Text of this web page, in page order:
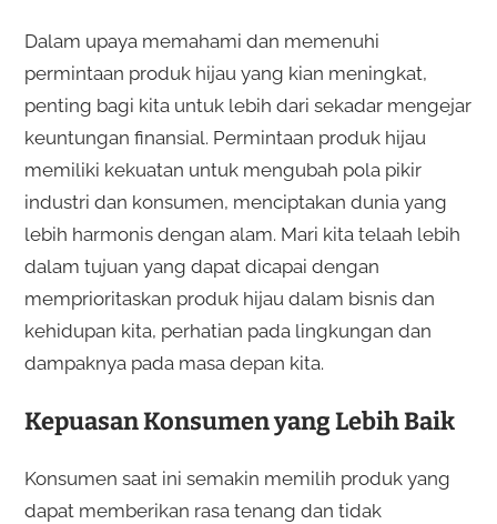
Dalam upaya memahami dan memenuhi
permintaan produk hijau yang kian meningkat,
penting bagi kita untuk lebih dari sekadar mengejar
keuntungan finansial. Permintaan produk hijau
memiliki kekuatan untuk mengubah pola pikir
industri dan konsumen, menciptakan dunia yang
lebih harmonis dengan alam. Mari kita telaah lebih
dalam tujuan yang dapat dicapai dengan
memprioritaskan produk hijau dalam bisnis dan
kehidupan kita, perhatian pada lingkungan dan
dampaknya pada masa depan kita.
Kepuasan Konsumen yang Lebih Baik
Konsumen saat ini semakin memilih produk yang
dapat memberikan rasa tenang dan tidak